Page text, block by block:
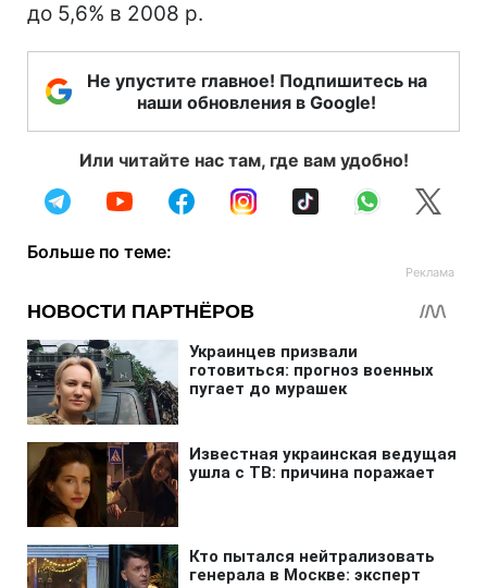
до 5,6% в 2008 р.
Не упустите главное! Подпишитесь на
наши обновления в Google!
Или читайте нас там, где вам удобно!
Больше по теме: